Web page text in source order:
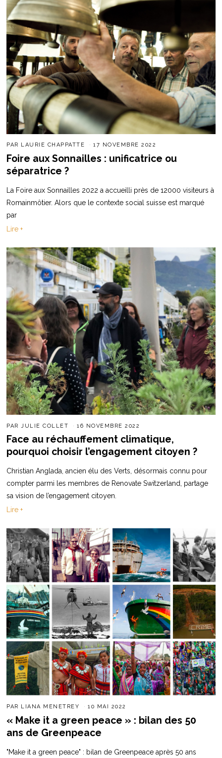
PAR LAURIE CHAPPATTE 17 NOVEMBRE 2022
Foire aux Sonnailles : unificatrice ou
séparatrice ?
La Foire aux Sonnailles 2022 a accueilli près de 12000 visiteurs à
Romainmôtier. Alors que le contexte social suisse est marqué
par
Lire +
PARJULIE COLLET 16 NOVEMBRE 2022
Face au réchauffement climatique,
pourquoi choisir l’engagement citoyen ?
Christian Anglada, ancien élu des Verts, désormais connu pour
compter parmi les membres de Renovate Switzerland, partage
sa vision de l’engagement citoyen.
Lire +
PAR LIANA MENETREY 10 MAI 2022
« Make it a green peace » : bilan des 50
ans de Greenpeace
"Make it a green peace" : bilan de Greenpeace après 50 ans